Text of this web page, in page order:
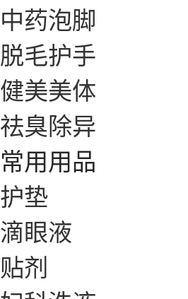
中药泡脚
脱毛护手
健美美体
祛臭除异
常用用品
护垫
滴眼液
贴剂